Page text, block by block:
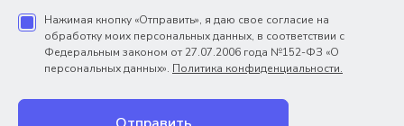
Нажимая кнопку «Отправить», я даю свое согласие на
обработку моих персональных данных, в соответствии с
Федеральным законом от 27.07.2006 года №152-ФЗ «О
персональных данных». Политика конфиденциальности.